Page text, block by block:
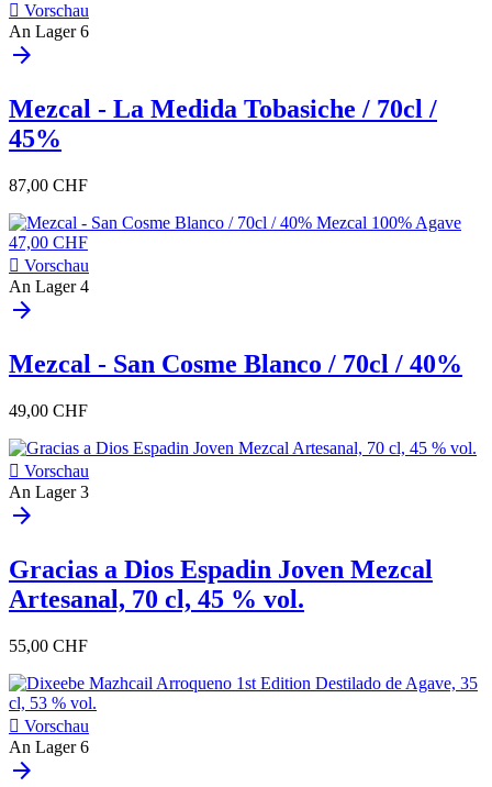
 Vorschau
An Lager 6
arrow_forward
Mezcal - La Medida Tobasiche / 70cl /
45%
87,00 CHF
 Vorschau
An Lager 4
arrow_forward
Mezcal - San Cosme Blanco / 70cl / 40%
49,00 CHF
 Vorschau
An Lager 3
arrow_forward
Gracias a Dios Espadin Joven Mezcal
Artesanal, 70 cl, 45 % vol.
55,00 CHF
 Vorschau
An Lager 6
arrow_forward